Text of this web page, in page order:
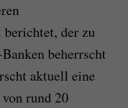
berichtet, der zu
beherrscht
aktuell eine
rund 20